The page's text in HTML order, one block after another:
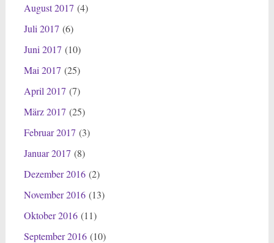
August 2017 (4)
Juli 2017 (6)
Juni 2017 (10)
Mai 2017 (25)
April 2017 (7)
März 2017 (25)
Februar 2017 (3)
Januar 2017 (8)
Dezember 2016(2)
November 2016(13)
Oktober 2016(11)
September 2016(10)